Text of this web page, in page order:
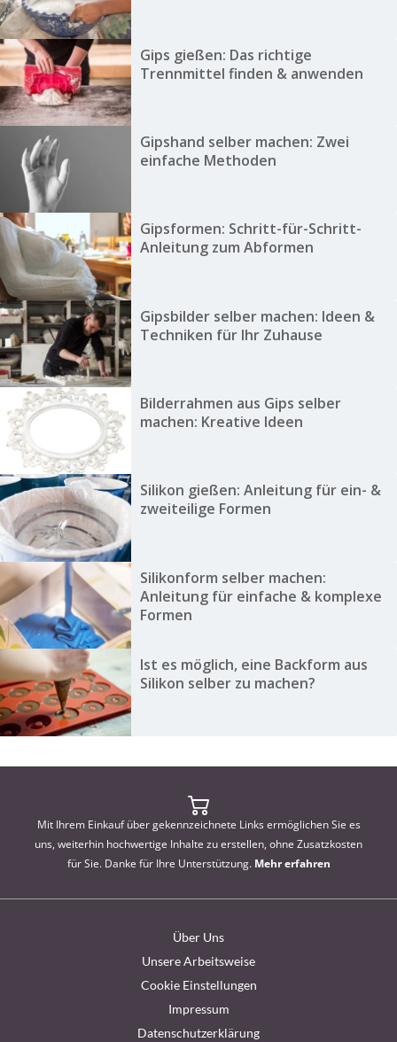
Gips gießen: Das richtige
Trennmittel finden & anwenden
Gipshand selber machen: Zwei
einfache Methoden
Gipsformen: Schritt-für-Schritt-
Anleitung zum Abformen
Gipsbilder selber machen: Ideen &
Techniken für Ihr Zuhause
Bilderrahmen aus Gips selber
machen: Kreative Ideen
Silikon gießen: Anleitung für ein- &
zweiteilige Formen
Silikonform selber machen:
Anleitung für einfache & komplexe
Formen
Ist es möglich, eine Backform aus
Silikon selber zu machen?
Mit Ihrem Einkauf über gekennzeichnete Links ermöglichen Sie es
uns, weiterhin hochwertige Inhalte zu erstellen, ohne Zusatzkosten
für Sie. Danke für Ihre Unterstützung. Mehr erfahren
Über Uns
Unsere Arbeitsweise
Cookie Einstellungen
Impressum
Datenschutzerklärung